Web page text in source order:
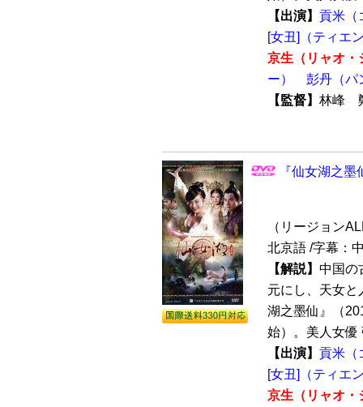
【出演】 貢米（
[女丑]（ティエ
京生（リャオ・
ー）
彭丹（パ
【監督】 林峰
『仙女湖之
（リージョン
北京語 /字幕：
【解説】 中国の
元にし、天女
湖之墨仙』（
始）。美人女優
【出演】 貢米（
[女丑]（ティエ
京生（リャオ・